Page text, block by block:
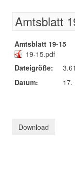
Amtsblatt
Amtsblatt 19-15
19-15.pdf
Dateigröße:
Datum:
17.